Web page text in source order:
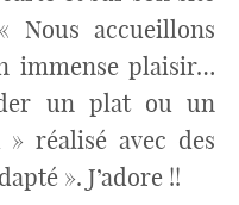
Nous accueillons
immense plaisir…
un plat ou un
réalisé avec des
». J’adore !!